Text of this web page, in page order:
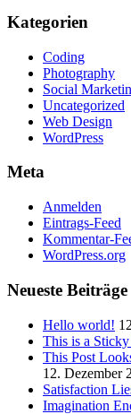
Kategorien
Coding
Photography
Social
Uncategorized
Web Design
WordPress
Meta
Anmelden
Eintrags-Feed
Kommentar-
WordPress.org
Neueste Beiträge
Hello world!
This is a Sticky
This Post
12. Dezember
Satisfaction
Imagination